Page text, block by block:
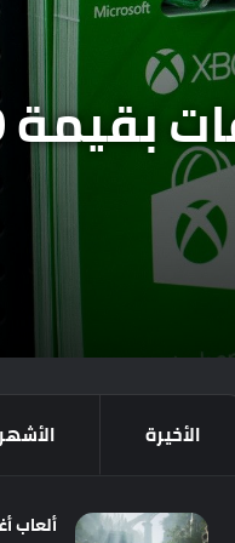
الأخيرة